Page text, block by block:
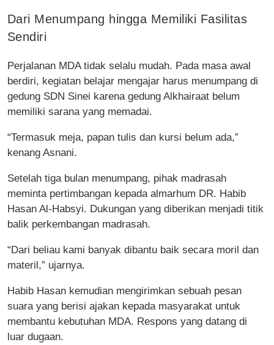
Dari Menumpang hingga Memiliki Fasilitas
Sendiri
Perjalanan MDA tidak selalu mudah. Pada masa awal
berdiri, kegiatan belajar mengajar harus menumpang di
gedung SDN Sinei karena gedung Alkhairaat belum
memiliki sarana yang memadai.
“Termasuk meja, papan tulis dan kursi belum ada,”
kenang Asnani.
Setelah tiga bulan menumpang, pihak madrasah
meminta pertimbangan kepada almarhum DR. Habib
Hasan Al-Habsyi. Dukungan yang diberikan menjadi titik
balik perkembangan madrasah.
“Dari beliau kami banyak dibantu baik secara moril dan
materil,” ujarnya.
Habib Hasan kemudian mengirimkan sebuah pesan
suara yang berisi ajakan kepada masyarakat untuk
membantu kebutuhan MDA. Respons yang datang di
luar dugaan.